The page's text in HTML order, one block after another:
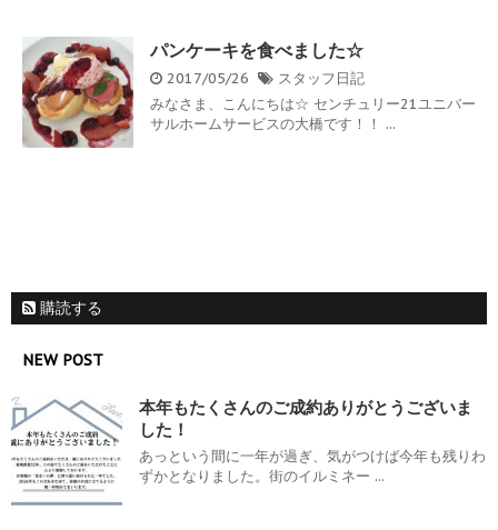
パンケーキを食べました☆
2017/05/26
スタッフ日記
みなさま、こんにちは☆ センチュリー21ユニバー
サルホームサービスの大橋です！！ ...
購読する
NEW POST
本年もたくさんのご成約ありがとうございま
した！
あっという間に一年が過ぎ、気がつけば今年も残りわ
ずかとなりました。街のイルミネー ...